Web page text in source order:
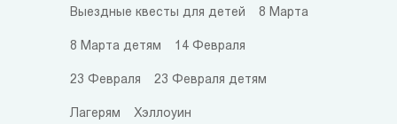
Выездные квесты для детей 8 Марта
8 Марта детям 14 Февраля
23 Февраля 23 Февраля детям
Лагерям Хэллоуин